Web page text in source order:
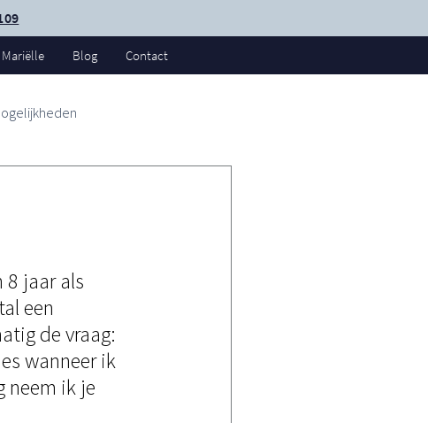
Blog Contact
8 jaar als
een
de vraag:
wanneer ik
neem ik je